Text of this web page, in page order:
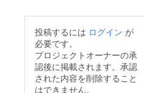
投稿するには ログイン が
必要です。
プロジェクトオーナーの承
認後に掲載されます。承認
された内容を削除すること
はできません。